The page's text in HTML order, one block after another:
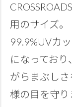
用のサイズ。
99.9%UVカ
になってお
がらまぶし
様の目を守り